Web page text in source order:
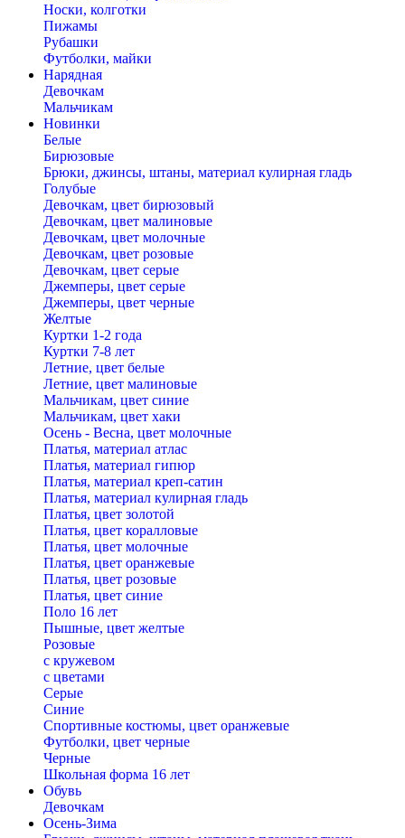
Носки, колготки
Пижамы
Рубашки
Футболки, майки
Нарядная
Девочкам
Мальчикам
Новинки
Белые
Бирюзовые
Брюки, джинсы, штаны, материал кулирная гладь
Голубые
Девочкам, цвет бирюзовый
Девочкам, цвет малиновые
Девочкам, цвет молочные
Девочкам, цвет розовые
Девочкам, цвет серые
Джемперы, цвет серые
Джемперы, цвет черные
Желтые
Куртки 1-2 года
Куртки 7-8 лет
Летние, цвет белые
Летние, цвет малиновые
Мальчикам, цвет синие
Мальчикам, цвет хаки
Осень - Весна, цвет молочные
Платья, материал атлас
Платья, материал гипюр
Платья, материал креп-сатин
Платья, материал кулирная гладь
Платья, цвет золотой
Платья, цвет коралловые
Платья, цвет молочные
Платья, цвет оранжевые
Платья, цвет розовые
Платья, цвет синие
Поло 16 лет
Пышные, цвет желтые
Розовые
с кружевом
с цветами
Серые
Синие
Спортивные костюмы, цвет оранжевые
Футболки, цвет черные
Черные
Школьная форма 16 лет
Обувь
Девочкам
Осень-Зима